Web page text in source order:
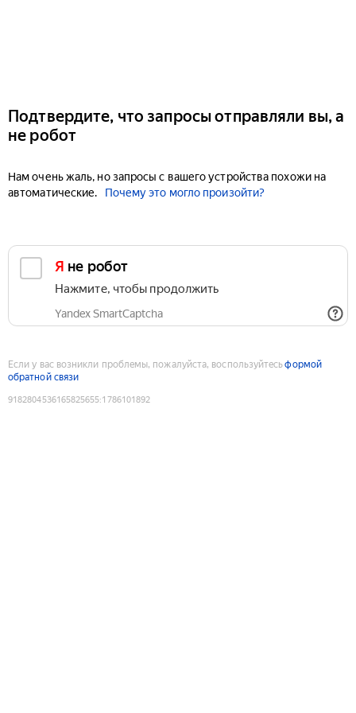
Подтвердите, что запросы отправляли вы, а
не робот
Нам очень жаль, но запросы с вашего устройства похожи на
автоматические.
Почему это могло произойти?
Я не робот
Нажмите, чтобы продолжить
Yandex SmartCaptcha
Если у вас возникли проблемы, пожалуйста, воспользуйтесьформой
обратной связи
9182804536165825655:1786101892